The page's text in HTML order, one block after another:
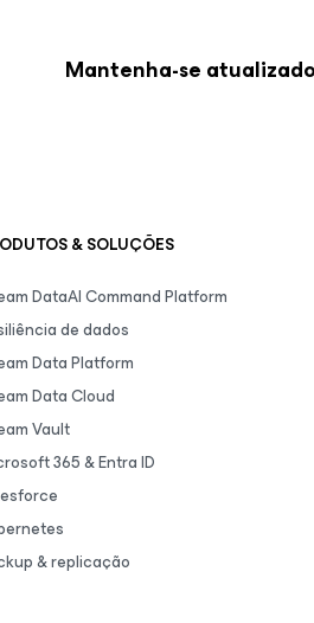
Mantenha-se
& SOLUÇÕES
DataAI Command Platform
de dados
Data Platform
Data Cloud
Vault
365 & Entra ID
& replicação